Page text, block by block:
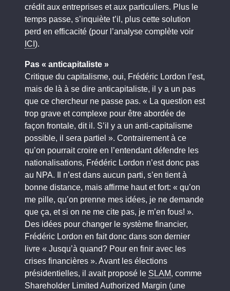
crédit aux entreprises et aux particuliers. Plus le
temps passe, s’inquiète t’il, plus cette solution
perd en efficacité (pour l’analyse complète voir
ICI ).
Pas « anticapitaliste »
Critique du capitalisme, oui, Frédéric Lordon l’est,
mais de là à se dire anticapitaliste, il y a un pas
que ce chercheur ne passe pas. « La question est
trop grave et complexe pour être abordée de
façon frontale, dit il. S’il y a un anti-capitalisme
possible, il sera partiel ». Contrairement à ce
qu’on pourrait croire en l’entendant défendre les
nationalisations, Frédéric Lordon n’est donc pas
au NPA. Il n’est dans aucun parti, s’en tient à
bonne distance, mais affirme haut et fort: « qu’on
me pille, qu’on prenne mes idées, je ne demande
que ça, et si on ne me cite pas, je m’en fous! ».
Des idées pour changer le système financier,
Frédéric Lordon en fait donc dans son dernier
livre « Jusqu’à quand? Pour en finir avec les
crises financières ». Avant les élections
présidentielles, il avait proposé le SLAM, comme
Shareholder Limited Authorized Margin (une